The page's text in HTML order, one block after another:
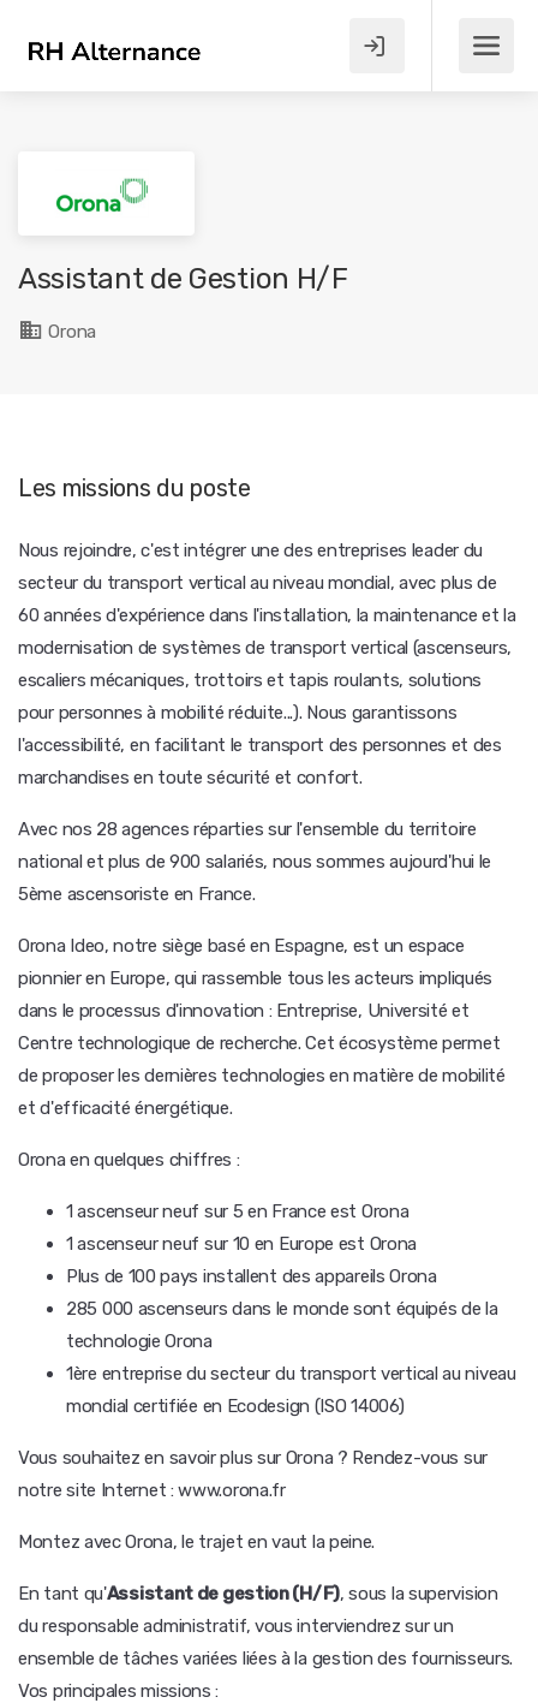
Assistant de Gestion H/F
Orona
Les missions du poste
Nous rejoindre, c'est intégrer une des entreprises leader du
secteur du transport vertical au niveau mondial, avec plus de
60 années d'expérience dans l'installation, la maintenance et la
modernisation de systèmes de transport vertical (ascenseurs,
escaliers mécaniques, trottoirs et tapis roulants, solutions
pour personnes à mobilité réduite...). Nous garantissons
l'accessibilité, en facilitant le transport des personnes et des
marchandises en toute sécurité et confort.
Avec nos 28 agences réparties sur l'ensemble du territoire
national et plus de 900 salariés, nous sommes aujourd'hui le
5ème ascensoriste en France.
Orona Ideo, notre siège basé en Espagne, est un espace
pionnier en Europe, qui rassemble tous les acteurs impliqués
dans le processus d'innovation : Entreprise, Université et
Centre technologique de recherche. Cet écosystème permet
de proposer les dernières technologies en matière de mobilité
et d'efficacité énergétique.
Orona en quelques chiffres :
1 ascenseur neuf sur 5 en France est Orona
1 ascenseur neuf sur 10 en Europe est Orona
Plus de 100 pays installent des appareils Orona
285 000 ascenseurs dans le monde sont équipés de la
technologie Orona
1ère entreprise du secteur du transport vertical au niveau
mondial certifiée en Ecodesign (ISO 14006)
Vous souhaitez en savoir plus sur Orona ? Rendez-vous sur
notre site Internet : www.orona.fr
Montez avec Orona, le trajet en vaut la peine.
En tant qu'Assistant de gestion (H/F), sous la supervision
du responsable administratif, vous interviendrez sur un
ensemble de tâches variées liées à la gestion des fournisseurs.
Vos principales missions :